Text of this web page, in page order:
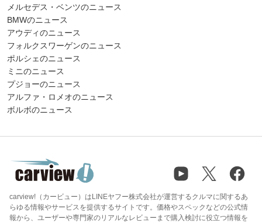
メルセデス・ベンツのニュース
BMWのニュース
アウディのニュース
フォルクスワーゲンのニュース
ポルシェのニュース
ミニのニュース
プジョーのニュース
アルファ・ロメオのニュース
ボルボのニュース
carview!（カービュー）はLINEヤフー株式会社が運営するクルマに関するあ
らゆる情報やサービスを提供するサイトです。価格やスペックなどの公式情
報から、ユーザーや専門家のリアルなレビューまで購入検討に役立つ情報を